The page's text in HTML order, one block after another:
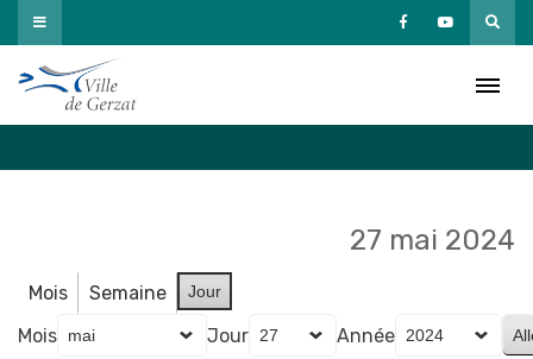
Passer
au
contenu
27 mai 2024
Mois Semaine Jour
Mois Jour
Année